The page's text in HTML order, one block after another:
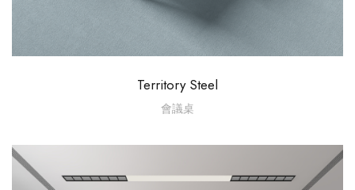
Territory Steel
會議桌